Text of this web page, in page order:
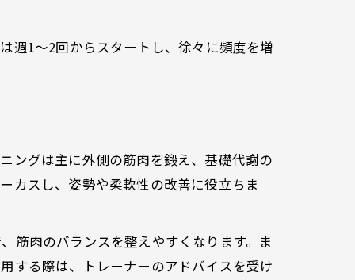
週1～2回からスタートし、徐々に頻度を増
ングは主に外側の筋肉を鍛え、基礎代謝の
カスし、姿勢や柔軟性の改善に役立ちま
筋肉のバランスを整えやすくなります。ま
する際は、トレーナーのアドバイスを受け